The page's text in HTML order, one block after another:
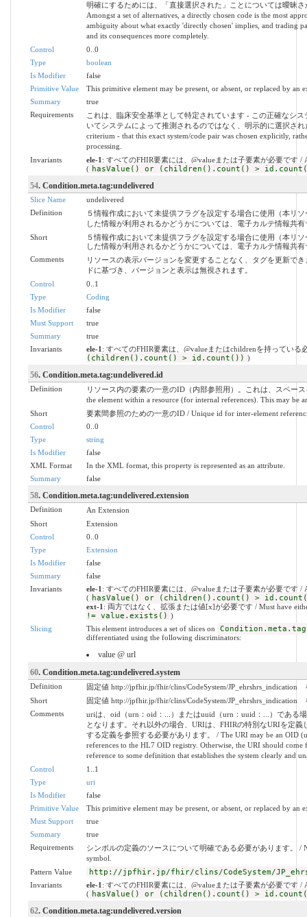
明確にするためには、「直接選択された」ことについては曖昧
Amongst a set of alternatives, a directly chosen code is the most
ambiguity about what exactly 'directly chosen' implies, and trading
and its consequences more completely.
Control
0..0
Type
boolean
Is Modifier
false
Primitive Value
This primitive element may be present, or absent, or replaced by an
Summary
true
Requirements
これは、臨床安全基準として特定されています - この正確なシ
いてシステムによって推測されるのではなく、明示的に選択され
criterium - that this exact system/code pair was chosen explicitly,
processing.
Invariants
ele-1 : すべてのFHIR要素には、@valueまたは子要素が必要です /
( hasValue() or (children().count() >
54. Condition.meta.tag:undelivered
Slice Name
undelivered
Definition
５情報作成において未提供フラグを設定する場合に使用（本リ
した情報が利用されるかどうかについては、電子カルテ情報共
Short
５情報作成において未提供フラグを設定する場合に使用（本リ
した情報が利用されるかどうかについては、電子カルテ情報共
Comments
リソースの表示バージョンを変更することなく、タグを更新で
ドに基づき、バージョンと表示は無視されます。
Control
0..1
Type
Coding
Is Modifier
false
Must Support
true
Summary
true
Invariants
ele-1 : すべてのFHIR要素は、@valueまたはchildrenを持っている
(children().count() > id.count()) )
56. Condition.meta.tag:undelivered.id
Definition
リソース内の要素の一意のID（内部参照用）。これは、スペー
the element within a resource (for internal references). This may be
Short
要素間参照のための一意のID / Unique id for inter-element
Control
0..0
Type
string
Is Modifier
false
XML Format
In the XML format, this property is represented as an attribute.
Summary
false
58. Condition.meta.tag:undelivered.extension
Definition
An Extension
Short
Extension
Control
0..0
Type
Extension
Is Modifier
false
Summary
false
Invariants
ele-1 : すべてのFHIR要素には、@valueまたは子要素が必要です /
( hasValue() or (children().count() >
ext-1 : 両方ではなく、拡張または値[x]が必要です / Must have
!= value.exists() )
Slicing
This element introduces a set of slices on
differentiated using the following discriminators:
value @ url
60. Condition.meta.tag:undelivered.system
Definition
固定値 http://jpfhir.jp/fhir/clins/CodeSystem/JP_ehrshrs_indication
Short
固定値 http://jpfhir.jp/fhir/clins/CodeSystem/JP_ehrshrs_indication
Comments
uriは、oid（urn：oid：...）またはuuid（urn：uuid：...）である
となります。それ以外の場合、URIは、FHIRの特別なURIを定
する定義を参照する必要があります。 / The URI may be an OID
references to the HL7 OID registry. Otherwise, the URI should
reference to some definition that establishes the system clearly and
Control
1..1
Type
uri
Is Modifier
false
Primitive Value
This primitive element may be present, or absent, or replaced by an
Must Support
true
Summary
true
Requirements
シンボルの定義のソースについて明確である必要があります。 /
symbol.
Pattern Value
http://jpfhir.jp/fhir/clins/CodeSystem/
Invariants ele-1 : すべてのFHIR要素には、@valueまたは子要素が必要です /
( hasValue() or (children().count() >
62. Condition.meta.tag:undelivered.version